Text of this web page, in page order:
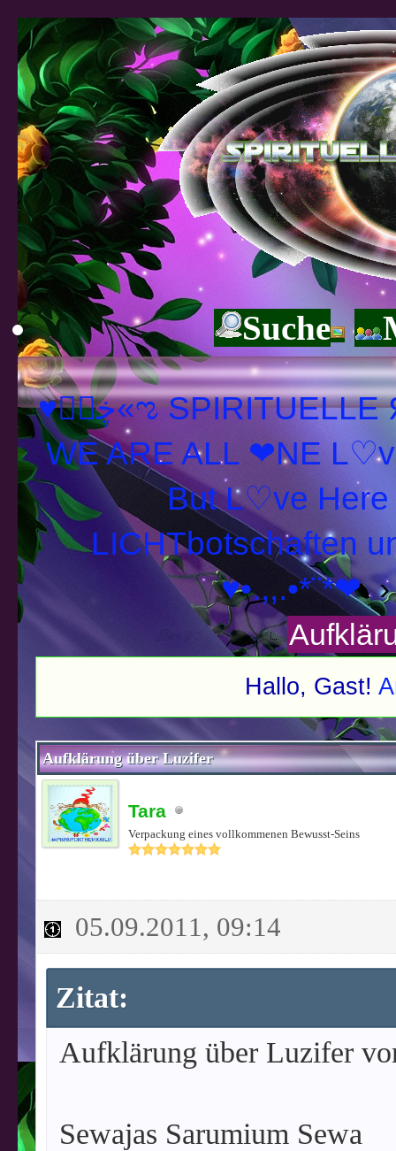
Suche
♥ڿڰۣ«ಌ SPIRITUELLE Я Ξ √ Ω L U T ↑ ☼ N - Forum -
WE ARE ALL ❤NE
LICHTbotschaften
♥•.,,.•*¨*❤
Hallo, Gast!
Aufklärung über Luzifer
Tara
Verpackung eines vollkommenen Bewusst-Seins
05.09.2011, 09:14
Zitat:
Aufklärung über Luzifer
Sewajas Sarumium Sewa